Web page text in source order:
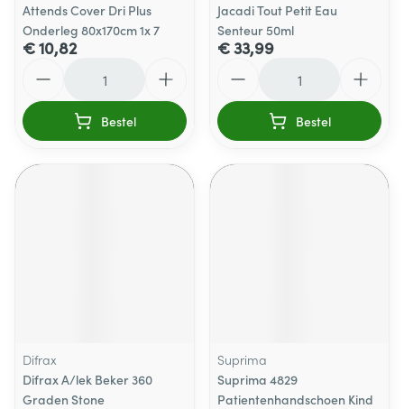
Attends Cover Dri Plus
Onderleg 80x170cm 1x 7
€ 10,82
Bestel
Jacadi Tout Petit Eau
Senteur 50ml
€ 33,99
Bestel
Difrax
Difrax A/lek Beker 360
Graden Stone
Suprima
Suprima 4829
Patientenhandschoen Kind